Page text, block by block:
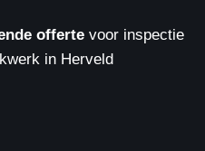
offertevoor inspectie
in Herveld